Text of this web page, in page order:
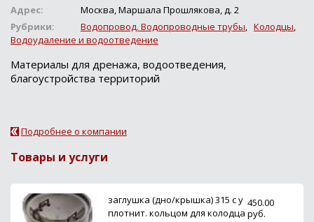
Адрес:
Москва, Маршала Прошлякова, д. 2
Рубрики:
Водопровод. Водопроводные трубы, Колодцы,
Водоудаление и водоотведение
Материалы для дренажа, водоотведения,
благоустройства территорий
Подробнее о компании
Товары и услуги
заглушка (дно/крышка) 315 с у
плотнит. кольцом для колодца
450.00
руб.